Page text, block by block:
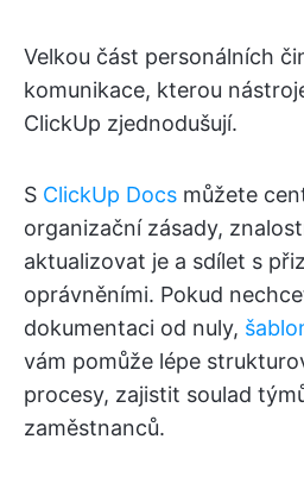
Velkou část personálních
komunikace, kterou
ClickUp zjednodušují.
S ClickUp Docs můžete
organizační zásady,
aktualizovat je a sdílet s
oprávněními. Pokud
dokumentaci od nuly,
vám pomůže lépe
procesy, zajistit soulad
zaměstnanců.